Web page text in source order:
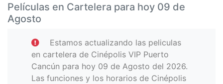
Películas en Cartelera para hoy 09 de
Agosto
Estamos actualizando las peliculas
en cartelera de Cinépolis VIP Puerto
Cancún para hoy 09 de Agosto del 2026.
Las funciones y los horarios de Cinépolis